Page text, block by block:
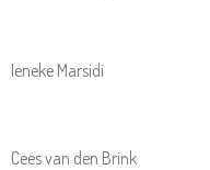
Ieneke Marsidi
Cees van den Brink